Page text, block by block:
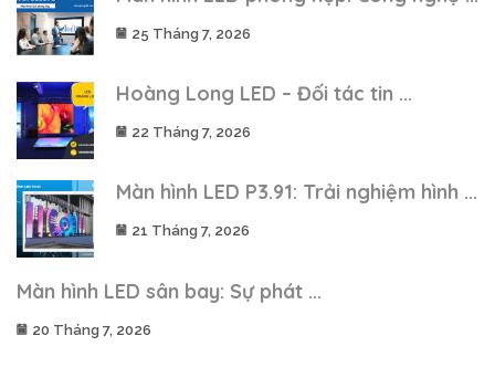
25 Tháng 7, 2026
Hoàng Long LED – Đối tác tin ...
22 Tháng 7, 2026
Màn hình LED P3.91: Trải nghiệm hình ...
21 Tháng 7, 2026
Màn hình LED sân bay: Sự phát ...
20 Tháng 7, 2026